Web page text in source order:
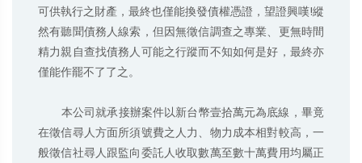
可供執行之財產，最終也僅能換發債權憑證，望證興嘆!縱
然有聽聞債務人線索，但因無徵信調查之專業、更無時間
精力親自查找債務人可能之行蹤而不知如何是好，最終亦
僅能作罷不了了之。
在徵信尋人方面所須號費之人力、物力成本相對較高，一
般徵信社尋人跟監向委託人收取數萬至數十萬費用均屬正